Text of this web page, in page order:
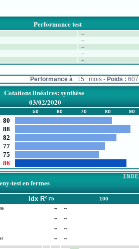
Performance test
--
--
--
--
--
Performance à: 15 mois - Poids :
Cotations linéaires: synthèse
03/02/2020
50 60 70 80
90
80
88
82
77
75
86
test en fermes
Idx R² 75 100
--
--
--
--
--
--
-- --